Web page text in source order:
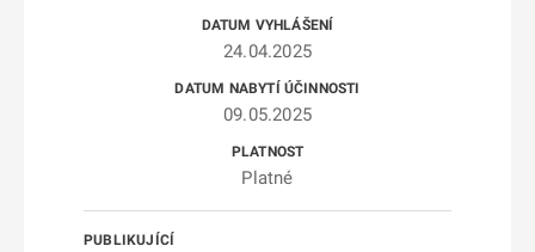
24.04.2025
09.05.2025
Platné